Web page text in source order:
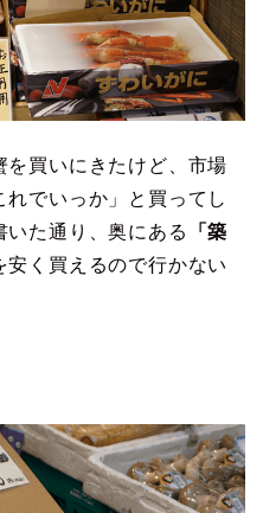
を買いにきたけど、市場
でいっか」と買ってし
いた通り、奥にある
「築
安く買えるので行かない